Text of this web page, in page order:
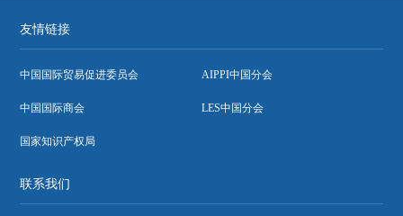
友情链接
中国国际贸易促进委员会 AIPPI中国分会
中国国际商会 LES中国分会
国家知识产权局
联系我们